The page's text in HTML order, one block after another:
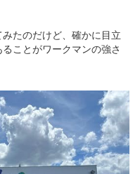
たのだけど、確かに目立
ことがワークマンの強さ